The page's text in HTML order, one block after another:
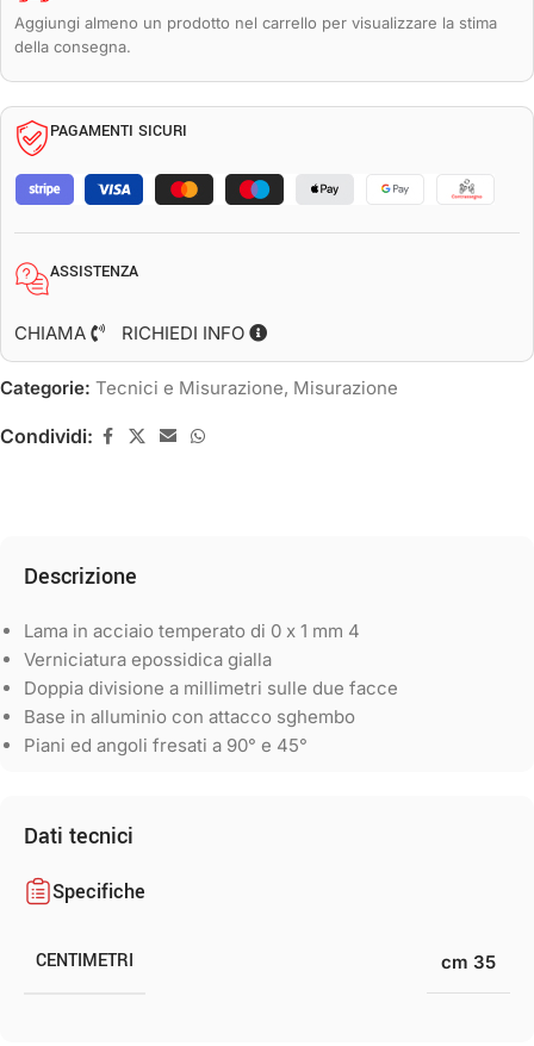
Aggiungi almeno un prodotto nel carrello per visualizzare la stima
della consegna.
PAGAMENTI SICURI
ASSISTENZA
CHIAMA RICHIEDI INFO
Categorie: Tecnici e Misurazione, Misurazione
Condividi:
Descrizione
Lama in acciaio temperato di 0 x 1 mm 4
Verniciatura epossidica gialla
Doppia divisione a millimetri sulle due facce
Base in alluminio con attacco sghembo
Piani ed angoli fresati a 90° e 45°
Dati tecnici
Specifiche
CENTIMETRI cm 35